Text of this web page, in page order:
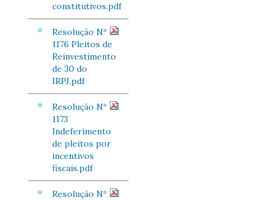
constitutivos.pdf
Resolução Nº
1176 Pleitos de
Reinvestimento
de 30 do
IRPJ.pdf
Resolução Nº
1173
Indeferimento
de pleitos por
incentivos
fiscais.pdf
Resolução Nº